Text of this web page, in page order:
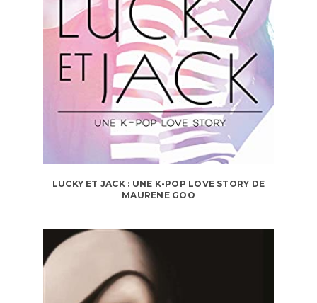
LUCKY ET JACK : UNE K-POP LOVE STORY DE
MAURENE GOO